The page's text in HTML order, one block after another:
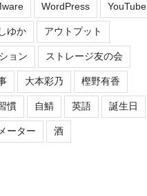
WordPress YouTube
ゆか アウトプット
ョン ストレージ友の会
大本彩乃 樫野有香
慣 自鯖 英語 誕生日
ーター 酒